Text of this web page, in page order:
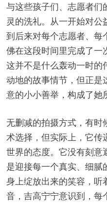
与这些孩子们、志愿者们
灵的洗礼。从一开始对公
到后来对每个志愿者、每
佛在这段时间里完成了一
这并不是什么轰动一时的
动地的故事情节，但正是
意的小小善举，构成了她
无删减的拍摄方式，有时
术选择，但实际上，它传
世界的态度。它没有刻意
是迎接每一个真实、细腻
身上绽放出来的笑容，听
音，吉高宁宁意识到，每